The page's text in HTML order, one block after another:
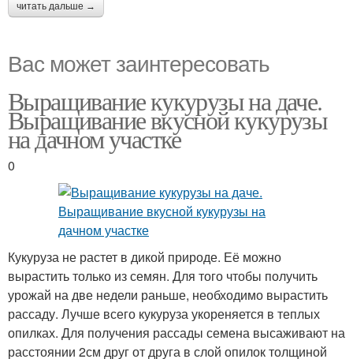
читать дальше →
Вас может заинтересовать
Выращивание кукурузы на даче.
Выращивание вкусной кукурузы
на дачном участке
0
Кукуруза не растет в дикой природе. Её можно
вырастить только из семян. Для того чтобы получить
урожай на две недели раньше, необходимо вырастить
рассаду. Лучше всего кукуруза укореняется в теплых
опилках. Для получения рассады семена высаживают на
расстоянии 2см друг от друга в слой опилок толщиной